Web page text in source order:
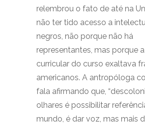
relembrou o fato de até na
não ter tido acesso a
negros, não porque não há
representantes, mas porque
curricular do curso exaltava
americanos. A antropóloga
fala afirmando que,
olhares é possibilitar
mundo, é dar voz, mas mais